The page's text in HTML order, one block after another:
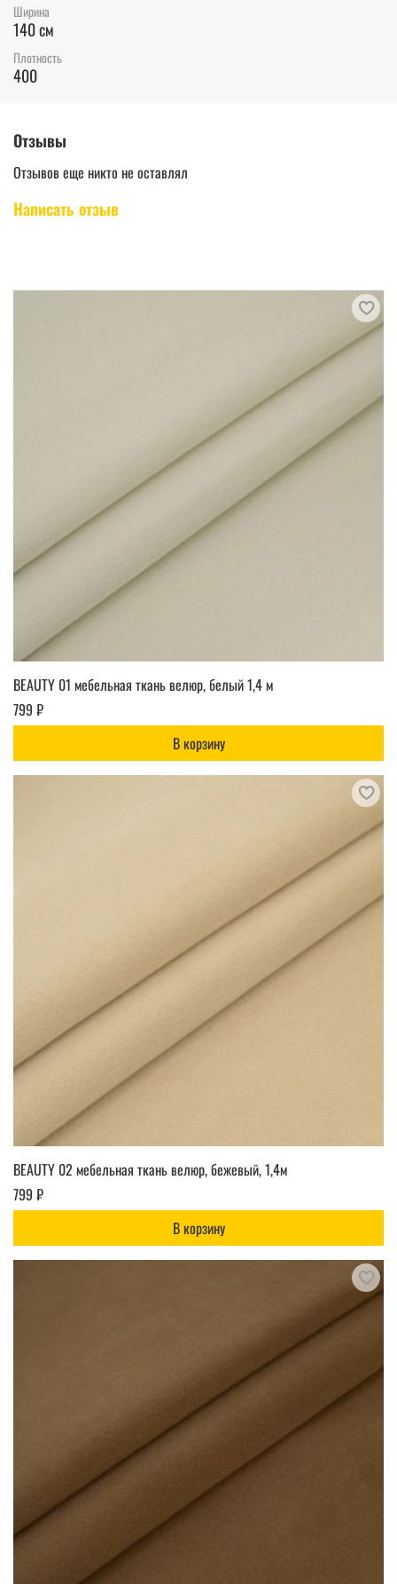
Ширина
140 см
Плотность
400
Отзывы
Отзывов еще никто не оставлял
Написать отзыв
BEAUTY 01 мебельная ткань велюр, белый 1,4 м
799 ₽
В корзину
BEAUTY 02 мебельная ткань велюр, бежевый, 1,4м
799 ₽
В корзину